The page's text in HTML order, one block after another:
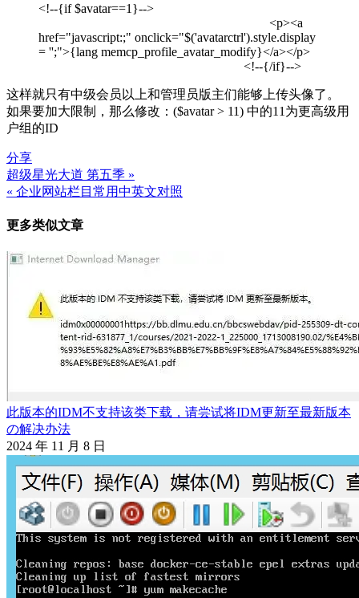
<!--{if $avatar==1}-->
<p><a
href="javascript:;" onclick="$('avatarctrl').style.display
= '';">{lang memcp_profile_avatar_modify}</a></p>
<!--{/if}-->
这样就只有中级会员以上和管理员版主们能够上传头像了。
如果要加大限制，那么修改：($avatar > 11) 中的11为更高级用
户组的ID
分享
文
章
导
航
超级星光大道 第五季 »
« 企业网站栏目常用中英文对照
更多类似文章
此版本的IDM不支持该类下载，请尝试将IDM更新至最新版本
の解决办法
2024 年 11 月 8 日